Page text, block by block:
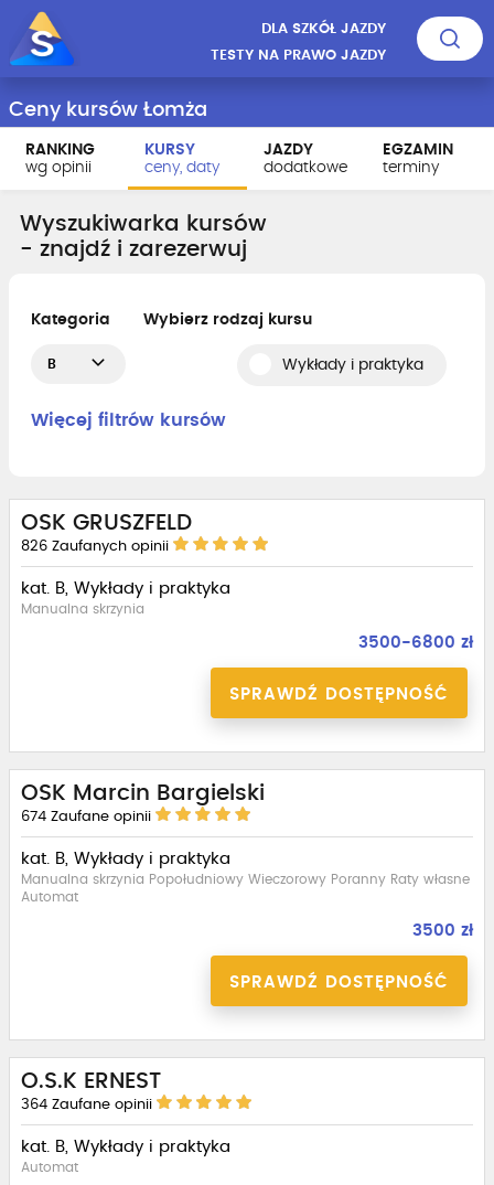
DLA SZKÓŁ JAZDY
TESTY NA PRAWO JAZDY
Ceny kursów Łomża
RANKING
wg opinii
KURSY
ceny, daty
JAZDY
dodatkowe
EGZAMIN
terminy
Wyszukiwarka kursów
- znajdź i zarezerwuj
Kategoria
B
Wybierz rodzaj kursu
Wykłady i praktyka
Więcej filtrów kursów
OSK GRUSZFELD
826 Zaufanych opinii
kat. B, Wykłady i praktyka
Manualna skrzynia
3500-6800 zł
SPRAWDŹ DOSTĘPNOŚĆ
OSK Marcin Bargielski
674 Zaufane opinii
kat. B, Wykłady i praktyka
Manualna skrzynia Popołudniowy Wieczorowy Poranny Raty własne
Automat
3500 zł
SPRAWDŹ DOSTĘPNOŚĆ
O.S.K ERNEST
364 Zaufane opinii
kat. B, Wykłady i praktyka
Automat